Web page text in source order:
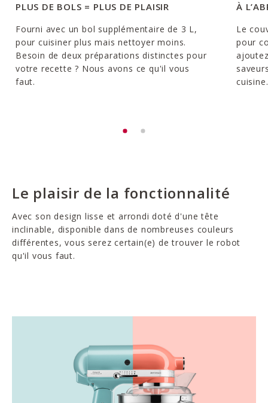
PLUS DE BOLS = PLUS DE PLAISIR
Fourni avec un bol supplémentaire de 3 L,
pour cuisiner plus mais nettoyer moins.
Besoin de deux préparations distinctes pour
votre recette ? Nous avons ce qu'il vous
faut.
À
Le
pour
cuisine.
Le plaisir de la fonctionnalité
Avec son design lisse et arrondi doté d'une tête
inclinable, disponible dans de nombreuses couleurs
différentes, vous serez certain(e) de trouver le robot
qu'il vous faut.